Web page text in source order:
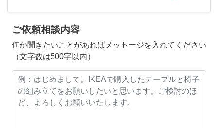
ご依頼相談内容
何か聞きたいことがあればメッセージを入れてください
（文字数は500字以内）